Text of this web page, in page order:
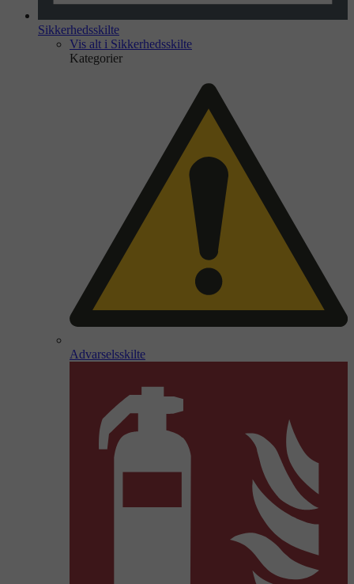
Sikkerhedsskilte
Vis alt i Sikkerhedsskilte
Kategorier
Advarselsskilte